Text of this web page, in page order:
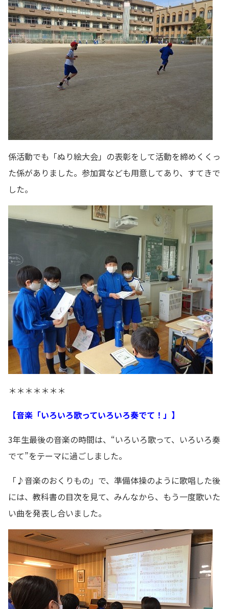
係活動でも「ぬり絵大会」の表彰をして活動を締めくくっ
た係がありました。参加賞なども用意してあり、すてきで
した。
＊＊＊＊＊＊＊
【音楽「いろいろ歌っていろいろ奏でて！」】
3年生最後の音楽の時間は、“いろいろ歌って、いろいろ奏
でて”をテーマに過ごしました。
「♪音楽のおくりもの」で、準備体操のように歌唱した後
には、教科書の目次を見て、みんなから、もう一度歌いた
い曲を発表し合いました。